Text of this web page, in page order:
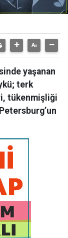
yaşanan
terk
tükenmişliği